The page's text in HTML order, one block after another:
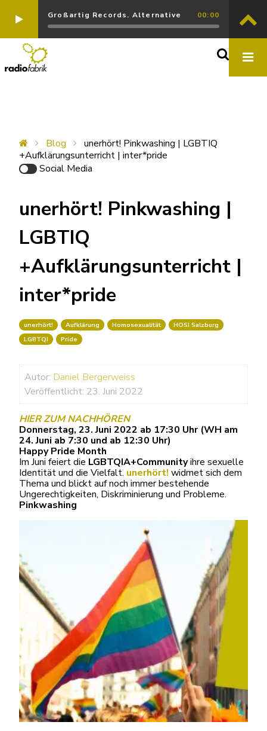
Großartig Records. Alternative 00:00
Blog
unerhört! Pinkwashing | LGBTIQ
+Aufklärungsunterricht | inter*pride
Social Media
unerhört! Pinkwashing |
LGBTIQ
+Aufklärungsunterricht |
inter*pride
unerhört! Aufklärung Homosexualität
HOSI Salzburg
LGBTQI
Pride
Autor: Daniel Bergerweiss
Veröffentlicht: 23. Juni 2022
HIER ZUM NACHHÖREN
Donnerstag, 23. Juni 2022 ab 17:30 Uhr (WH am
24. Juni ab 7:30 und ab 12:30 Uhr)
Happy Pride Month
Im Juni feiert die LGBTQIA+­­Communityihre sexuelle
Identität und die Vielfalt. unerhört! widmet sich dem
Thema und blickt auf noch immer bestehende
Ungerechtigkeiten, Diskriminierung und Probleme.
Pinkwashing